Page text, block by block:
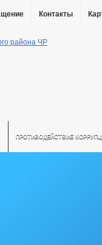
Контакты
ПРОТИВОДЕЙСТВИЕ